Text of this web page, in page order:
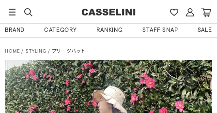
BRAND CATEGORY RANKING STAFF SNAP SALE
HOME STYLING プリーツハット